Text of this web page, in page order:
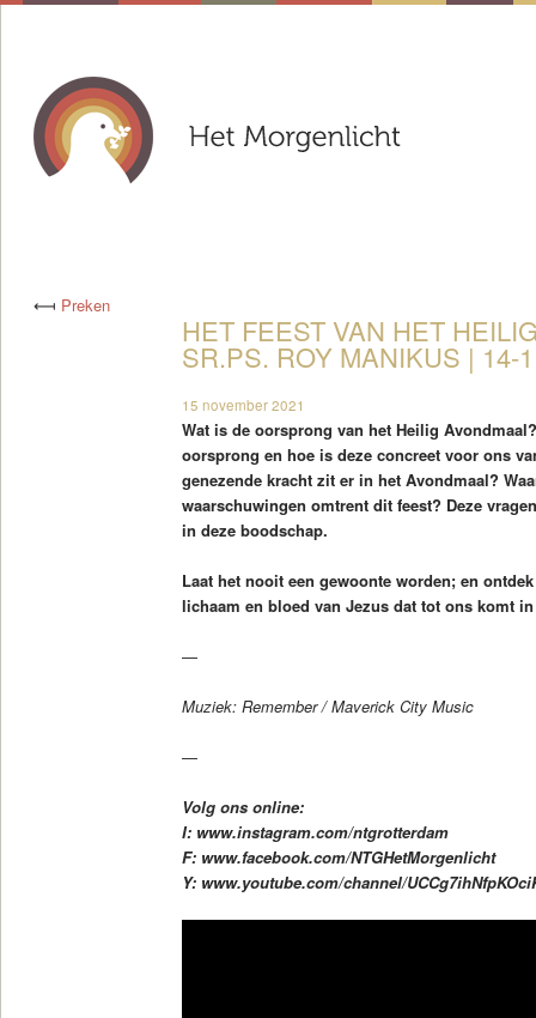
⟻ Preken
HET FEEST VAN HET
SR.PS. ROY MANIKUS | 14-
15 november 2021
Wat is de oorsprong van het Heilig
oorsprong en hoe is deze concreet voor ons
genezende kracht zit er in het Avondmaal?
waarschuwingen omtrent dit feest? Deze
in deze boodschap.
Laat het nooit een gewoonte worden; en
lichaam en bloed van Jezus dat tot ons komt
—
Muziek: Remember / Maverick City Music
—
Volg ons online:
I: www.instagram.com/ntgrotterdam
F: www.facebook.com/NTGHetMorgenlicht
Y: www.youtube.com/channel/